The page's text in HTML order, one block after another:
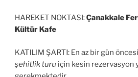
HAREKET NOKTASI:Çanakkale
Kültür Kafe
KATILIM ŞARTI: En az bir gün
şehitlik turu için kesin rezervasyon